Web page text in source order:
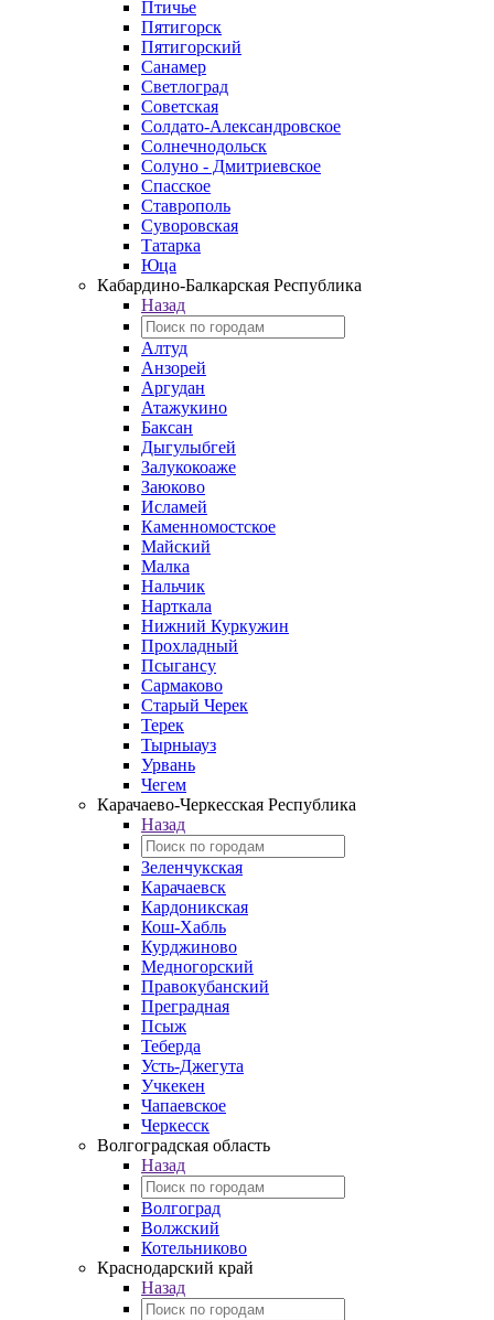
Птичье
Пятигорск
Пятигорский
Санамер
Светлоград
Советская
Солдато-Александровское
Солнечнодольск
Солуно - Дмитриевское
Спасское
Ставрополь
Суворовская
Татарка
Юца
Кабардино‑Балкарская Республика
Назад
Алтуд
Анзорей
Аргудан
Атажукино
Баксан
Дыгулыбгей
Залукокоаже
Заюково
Исламей
Каменномостское
Майский
Малка
Нальчик
Нарткала
Нижний Куркужин
Прохладный
Псыгансу
Сармаково
Старый Черек
Терек
Тырныауз
Урвань
Чегем
Карачаево-Черкесская Республика
Назад
Зеленчукская
Карачаевск
Кардоникская
Кош-Хабль
Курджиново
Медногорский
Правокубанский
Преградная
Псыж
Теберда
Усть-Джегута
Учкекен
Чапаевское
Черкесск
Волгоградская область
Назад
Волгоград
Волжский
Котельниково
Краснодарский край
Назад